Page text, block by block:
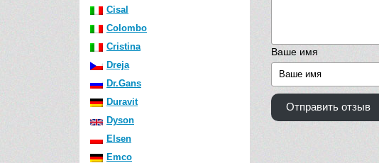
Cisal
Colombo
Cristina
Dreja
Dr.Gans
Duravit
Dyson
Elsen
Emco
Ваше имя
Отправить отзыв